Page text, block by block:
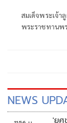
สมเด็จพระเจ้า
พระราชทานพ
NEWS
'ยศ